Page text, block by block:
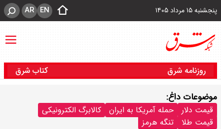
پنجشنبه ۱۵ مرداد ۱۴۰۵ EN
AR
روزنامه شرق کتاب شرق
موضوعات داغ:
قیمت دلار حمله آمریکا به ایران
کالابرگ الکترونیکی
قیمت طلا
تنگه هرمز